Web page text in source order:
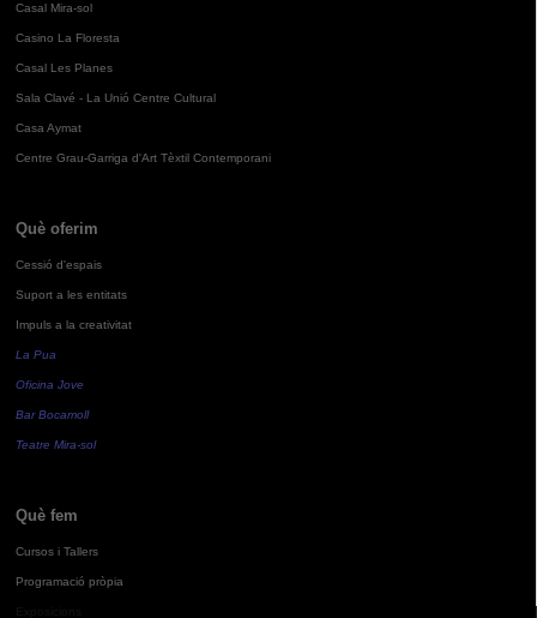
Casal Mira-sol
Casino La Floresta
Casal Les Planes
Sala Clavé - La Unió Centre Cultural
Casa Aymat
Centre Grau-Garriga d'Art Tèxtil Contemporani
Què oferim
Cessió d'espais
Suport a les entitats
Impuls a la creativitat
La Pua
Oficina Jove
Bar Bocamoll
Teatre Mira-sol
Què fem
Cursos i Tallers
Programació pròpia